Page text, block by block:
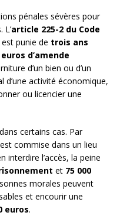
pénales sévères pour
L’article 225-2 du Code
punie de trois ans
euros d’amende
d’un bien ou d’un
d’une activité économique,
ou licencier une
certains cas. Par
commise dans un lieu
interdire l’accès, la peine
et 75 000
morales peuvent
et encourir une
euros.